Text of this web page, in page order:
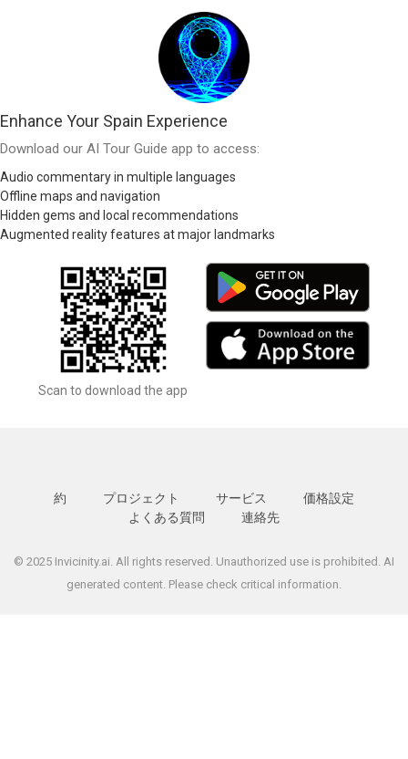
Enhance Your Spain Experience
Download our AI Tour Guide app to access:
Audio commentary in multiple languages
Offline maps and navigation
Hidden gems and local recommendations
Augmented reality features at major landmarks
Scan to download the app
約 プロジェクト サービス
価格設定
よくある質問
連絡先
© 2025 Invicinity.ai. All rights reserved. Unauthorized use is prohibited. AI
generated content. Please check critical information.